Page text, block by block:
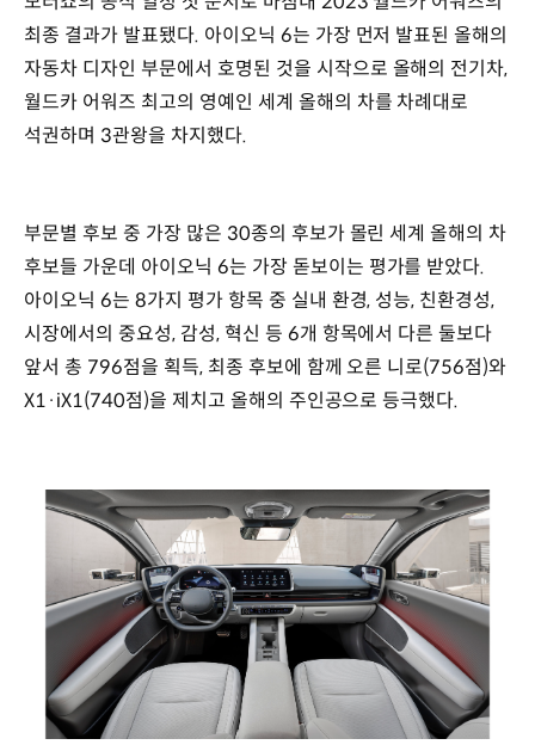
최종 결과가 발표됐다. 아이오닉 6는 가장 먼저 발표된 올해의
자동차 디자인 부문에서 호명된 것을 시작으로 올해의 전기차,
월드카 어워즈 최고의 영예인 세계 올해의 차를 차례대로
석권하며 3관왕을 차지했다.
부문별 후보 중 가장 많은 30종의 후보가 몰린 세계 올해의 차
후보들 가운데 아이오닉 6는 가장 돋보이는 평가를 받았다.
아이오닉 6는 8가지 평가 항목 중 실내 환경, 성능, 친환경성,
시장에서의 중요성, 감성, 혁신 등 6개 항목에서 다른 둘보다
앞서 총 796점을 획득, 최종 후보에 함께 오른 니로(756점)와
X1·iX1(740점)을 제치고 올해의 주인공으로 등극했다.